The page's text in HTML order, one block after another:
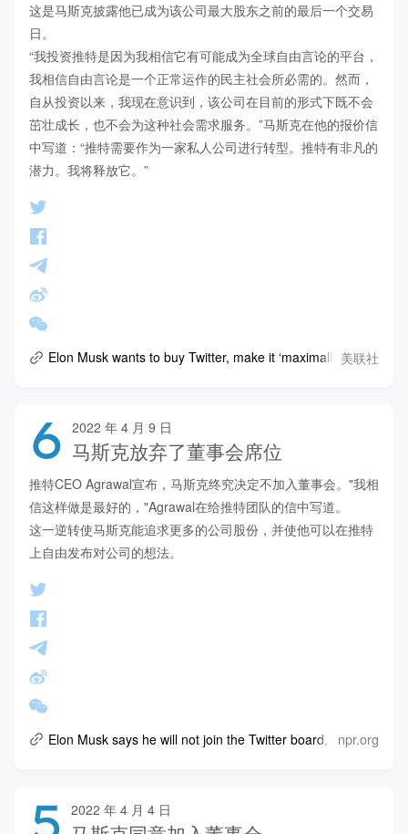
这是马斯克披露他已成为该公司最大股东之前的最后一个交易
日。
“我投资推特是因为我相信它有可能成为全球自由言论的平台，
我相信自由言论是一个正常运作的民主社会所必需的。然而，
自从投资以来，我现在意识到，该公司在目前的形式下既不会
茁壮成长，也不会为这种社会需求服务。”马斯克在他的报价信
中写道：“推特需要作为一家私人公司进行转型。推特有非凡的
潜力。我将释放它。”
Elon Musk wants to buy Twitter, make it ‘maximally trusted’
美联社
6 2022 年 4 月 9 日
马斯克放弃了董事会席位
推特CEO Agrawal宣布，马斯克终究决定不加入董事会。"我相
信这样做是最好的，"Agrawal在给推特团队的信中写道。
这一逆转使马斯克能追求更多的公司股份，并使他可以在推特
上自由发布对公司的想法。
Elon Musk says he will not join the Twitter board, after all
npr.org
2022 年 4 月 4 日